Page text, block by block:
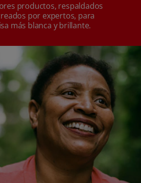
productos, respaldados
por expertos, para
más blanca y brillante.